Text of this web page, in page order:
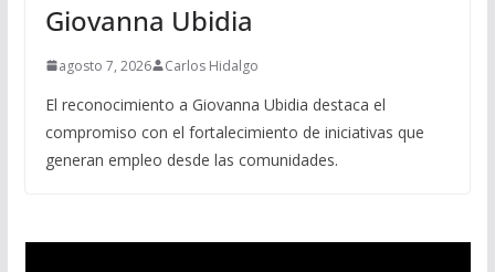
Giovanna Ubidia
agosto 7, 2026 Carlos Hidalgo
El reconocimiento a Giovanna Ubidia destaca el
compromiso con el fortalecimiento de iniciativas que
generan empleo desde las comunidades.